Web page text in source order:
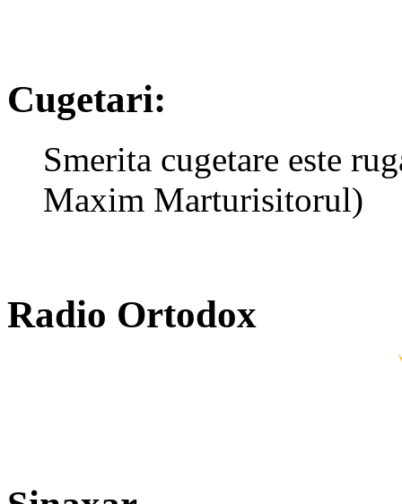
Cugetari:
Smerita cugetare este
Maxim Marturisitorul)
Radio Ortodox